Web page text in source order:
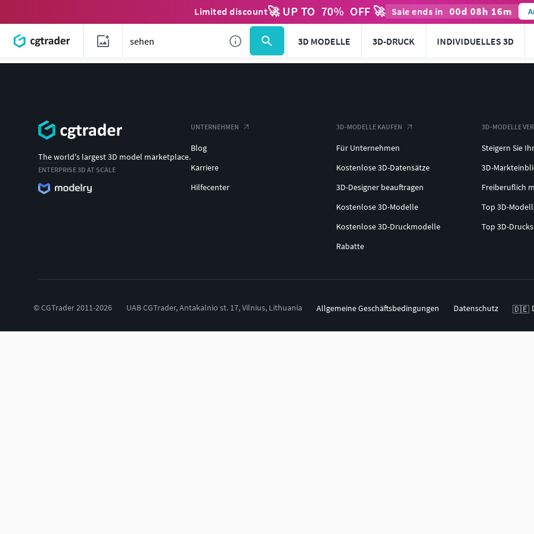
Limited discount🚀 UP TO 70% OFF 🚀 Sale ends in 00d 08h 16m
3D MODELLE 3D-DRUCK INDIVIDUELLES 3D
The world's largest 3D model marketplace.
ENTERPRISE 3D AT SCALE
UNTERNEHMEN
Blog
Karriere
Hilfecenter
3D-MODELLE KAUFEN
Für Unternehmen
Kostenlose 3D-Datensätze
3D-Designer beauftragen
Kostenlose 3D-Modelle
Kostenlose 3D-Druckmodelle
Rabatte
3D-MODELLE
Steigern Sie
3D-
Freiberuflich
Top 3D-
Top 3D-
© CGTrader 2011-2026 UAB CGTrader, Antakalnio st. 17, Vilnius, Lithuania Allgemeine Geschäftsbedingungen Datenschutz 🇩🇪